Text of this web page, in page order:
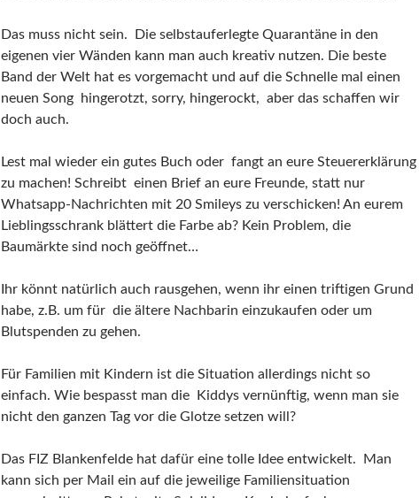
Das muss nicht sein. Die selbstauferlegte Quarantäne in den
eigenen vier Wänden kann man auch kreativ nutzen. Die beste
Band der Welt hat es vorgemacht und auf die Schnelle mal einen
neuen Song hingerotzt, sorry, hingerockt, aber das schaffen wir
doch auch.
Lest mal wieder ein gutes Buch oder fangt an eure Steuererklärung
zu machen! Schreibt einen Brief an eure Freunde, statt nur
Whatsapp-Nachrichten mit 20 Smileys zu verschicken! An eurem
Lieblingsschrank blättert die Farbe ab? Kein Problem, die
Baumärkte sind noch geöffnet…
Ihr könnt natürlich auch rausgehen, wenn ihr einen triftigen Grund
habe, z.B. um für die ältere Nachbarin einzukaufen oder um
Blutspenden zu gehen.
Für Familien mit Kindern ist die Situation allerdings nicht so
einfach. Wie bespasst man die Kiddys vernünftig, wenn man sie
nicht den ganzen Tag vor die Glotze setzen will?
Das FIZ Blankenfelde hat dafür eine tolle Idee entwickelt. Man
kann sich per Mail ein auf die jeweilige Familiensituation